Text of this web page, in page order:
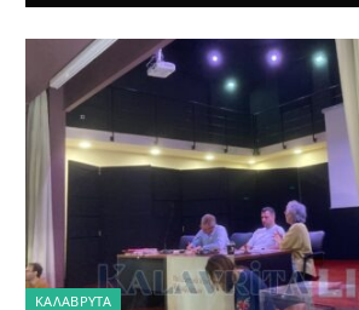
ΚΑΛΆΒΡΥΤΑ